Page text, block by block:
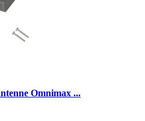
Omnimax ...